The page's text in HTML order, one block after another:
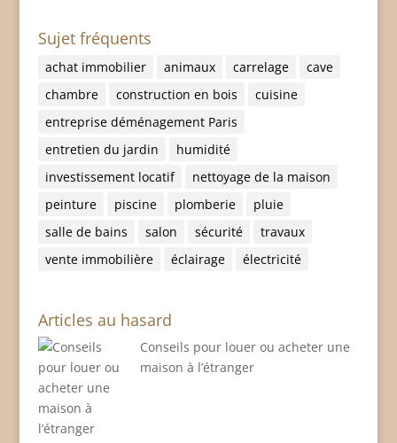
Sujet fréquents
achat immobilier animaux carrelage
cave
chambre
construction en bois
cuisine
entreprise déménagement Paris
entretien du jardin
humidité
investissement locatif
nettoyage de la maison
peinture
piscine plomberie
pluie
salle de bains
salon sécurité
travaux
vente immobilière
éclairage électricité
Articles au hasard
Conseils pour louer ou acheter une
maison à l’étranger